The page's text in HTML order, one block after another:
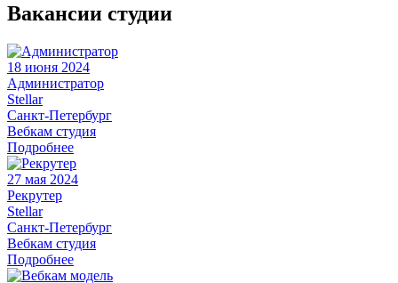
Вакансии студии
18 июня 2024
Администратор
Stellar
Санкт-Петербург
Вебкам студия
Подробнее
27 мая 2024
Рекрутер
Stellar
Санкт-Петербург
Вебкам студия
Подробнее